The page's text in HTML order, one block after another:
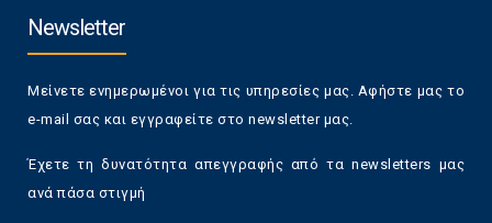
Newsletter
Μείνετε ενημερωμένοι για τις υπηρεσίες μας. Αφήστε μας το
e-mail σας και εγγραφείτε στο newsletter μας.
Έχετε τη δυνατότητα απεγγραφής από τα newsletters μας
ανά πάσα στιγμή